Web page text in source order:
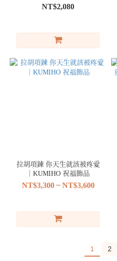
NT$2,080
拉胡項鍊 你天生就該被疼愛
｜KUMIHO 祝福飾品
NT$3,300 ~ NT$3,600
1 2